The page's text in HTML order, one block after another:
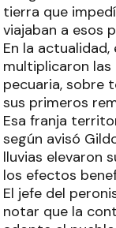
tierra que
viajaban a esos
En la
multiplicaron
pecuaria, sobre
sus primeros
Esa franja
según avisó
lluvias elevaron
los efectos
El jefe del
notar que la